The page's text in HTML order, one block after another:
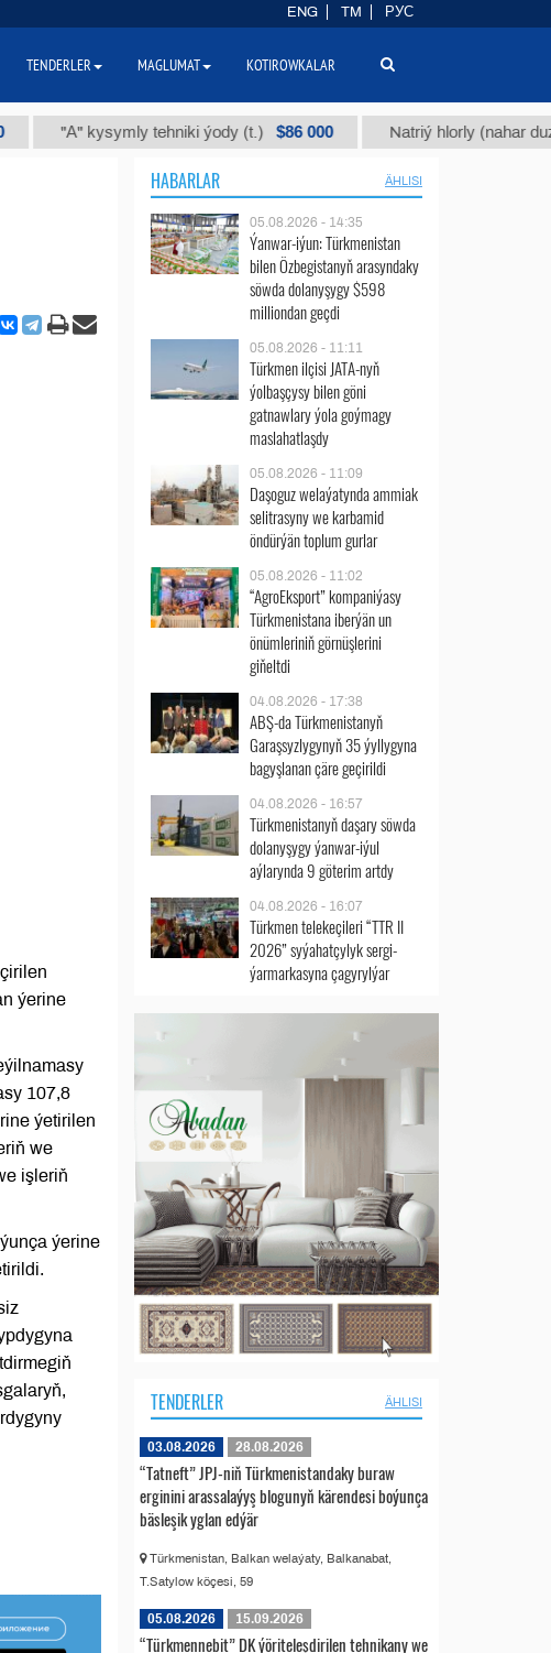
"А" kysymly tehniki ýody (t.) $86 000 Natriý hlorly (nahar duzy) (t.)
ýerine
107,8
ýetirilen
we
işleriň
ýerine
HABARLAR ÄHLISI
05.08.2026 - 14:35
Ýanwar-iýun: Türkmenistan
bilen Özbegistanyň arasyndaky
söwda dolanyşygy $598
milliondan geçdi
05.08.2026 - 11:11
Türkmen ilçisi JATA-nyň
ýolbaşçysy bilen göni
gatnawlary ýola goýmagy
maslahatlaşdy
05.08.2026 - 11:09
Daşoguz welaýatynda ammiak
selitrasyny we karbamid
öndürýän toplum gurlar
05.08.2026 - 11:02
“AgroEksport” kompaniýasy
Türkmenistana iberýän un
önümleriniň görnüşlerini
giňeltdi
04.08.2026 - 17:38
ABŞ-da Türkmenistanyň
Garaşsyzlygynyň 35 ýyllygyna
bagyşlanan çäre geçirildi
04.08.2026 - 16:57
Türkmenistanyň daşary söwda
dolanyşygy ýanwar-iýul
aýlarynda 9 göterim artdy
04.08.2026 - 16:07
Türkmen telekeçileri “TTR II
2026” syýahatçylyk sergi-
ýarmarkasyna çagyrylýar
TENDERLER ÄHLISI
03.08.2026 28.08.2026
“Tatneft” JPJ-niň Türkmenistandaky buraw
erginini arassalaýyş blogunyň kärendesi boýunça
bäsleşik yglan edýär
Türkmenistan, Balkan welaýaty, Balkanabat,
T.Satylow köçesi, 59
05.08.2026 15.09.2026
“Türkmennebit” DK ýöriteleşdirilen tehnikany we
ENG TM РУС
TENDERLER MAGLUMAT KOTIROWKALAR